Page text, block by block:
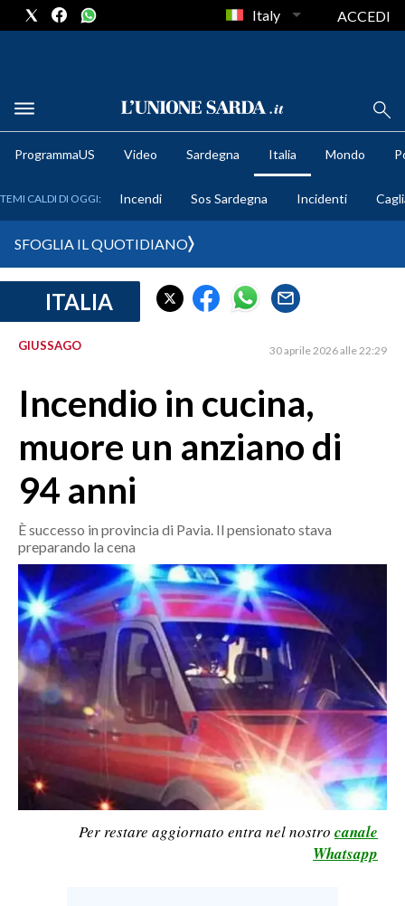
METEO
CRONACA SARDEGNA
MEDIO CAMPIDANO
ORISTANO E PROVINCIA
GALLURA
NUORO E PROVINCIA
OGLIASTRA
AGENDA
CRONACA
ITALIA
MONDO
POLITICA
ECONOMIA
SERVIZI ALLE IMPRESE
Italy ACCEDI
ProgrammaUS Video Sardegna Italia Mondo
TEMI CALDI DI OGGI: Incendi Sos Sardegna Incidenti
SFOGLIA IL QUOTIDIANO
ITALIA
GIUSSAGO 30 aprile 2026 alle 22:29
Incendio in cucina,
muore un anziano di
94 anni
È successo in provincia di Pavia. Il pensionato stava
preparando la cena
Per restare aggiornato entra nel nostro canale
Whatsapp